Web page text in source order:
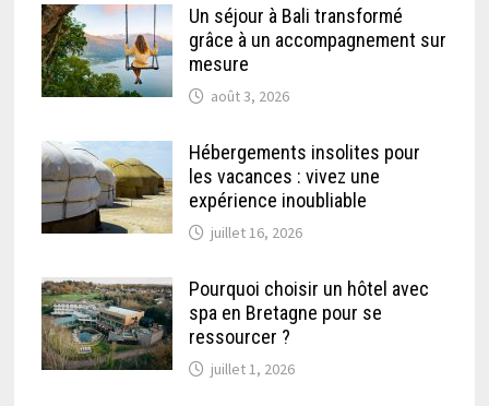
Un séjour à Bali transformé
grâce à un accompagnement sur
mesure
août 3, 2026
Hébergements insolites pour
les vacances : vivez une
expérience inoubliable
juillet 16, 2026
Pourquoi choisir un hôtel avec
spa en Bretagne pour se
ressourcer ?
juillet 1, 2026